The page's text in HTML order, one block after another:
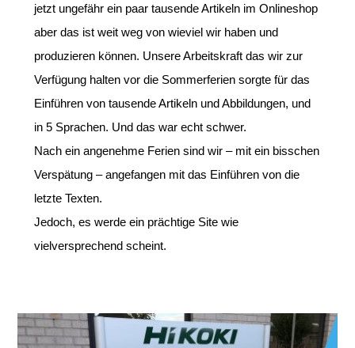
jetzt ungefähr ein paar tausende Artikeln im Onlineshop
aber das ist weit weg von wieviel wir haben und
produzieren können. Unsere Arbeitskraft das wir zur
Verfügung halten vor die Sommerferien sorgte für das
Einführen von tausende Artikeln und Abbildungen, und
in 5 Sprachen. Und das war echt schwer.
Nach ein angenehme Ferien sind wir – mit ein bisschen
Verspätung – angefangen mit das Einführen von die
letzte Texten.
Jedoch, es werde ein prächtige Site wie
vielversprechend scheint.